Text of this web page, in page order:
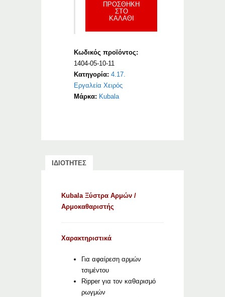
ΠΡΟΣΘΉΚΗ
ΣΤΟ
ΚΑΛΆΘΙ
Κωδικός προϊόντος:
1404-05-10-11
Κατηγορία:4.17.
Εργαλεία Χειρός
Μάρκα: Kubala
ΙΔΙΟΤΗΤΕΣ
Kubala Ξύστρα Αρμών /
Αρμοκαθαριστής
Χαρακτηριστικά
Για αφαίρεση αρμών
τσιμέντου
Ripper για τον καθαρισμό
ρωγμών